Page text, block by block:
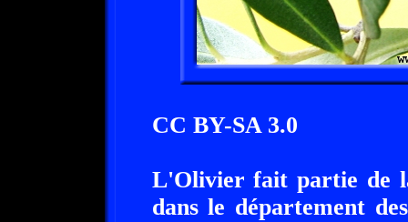
CC BY-SA 3.0
L'Olivier fait partie de
dans le département